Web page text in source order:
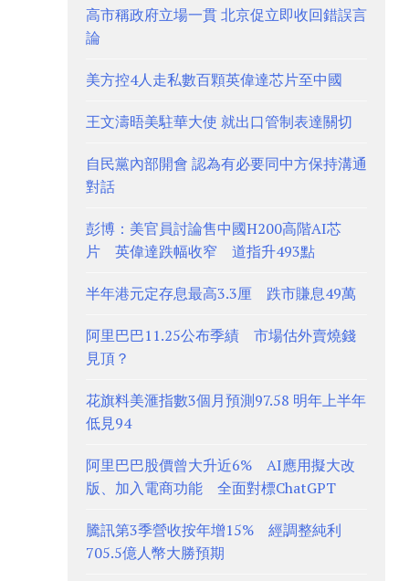
高市稱政府立場一貫 北京促立即收回錯誤言
論
美方控4人走私數百顆英偉達芯片至中國
王文濤晤美駐華大使 就出口管制表達關切
自民黨內部開會 認為有必要同中方保持溝通
對話
彭博：美官員討論售中國H200高階AI芯
片 英偉達跌幅收窄 道指升493點
半年港元定存息最高3.3厘 跌市賺息49萬
阿里巴巴11.25公布季績 市場估外賣燒錢
見頂？
花旗料美滙指數3個月預測97.58 明年上半年
低見94
阿里巴巴股價曾大升近6% AI應用擬大改
版、加入電商功能 全面對標ChatGPT
騰訊第3季營收按年增15% 經調整純利
705.5億人幣大勝預期